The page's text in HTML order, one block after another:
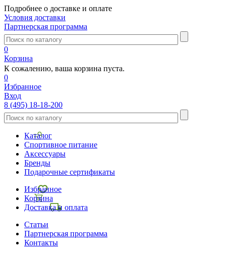
Подробнее о доставке и оплате
Условия доставки
Партнерская программа
0
Корзина
К сожалению, ваша корзина пуста.
0
Избранное
Вход
8 (495) 18-18-200
Каталог
Спортивное питание
Аксессуары
Бренды
Подарочные сертификаты
Избранное
Корзина
Доставка и оплата
Статьи
Партнерская программа
Контакты